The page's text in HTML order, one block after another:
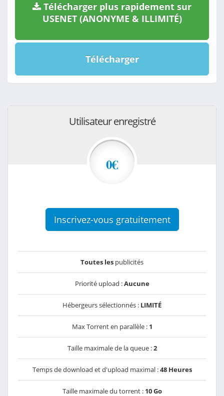
Télécharger plus rapidement sur
USENET (ANONYME & ILLIMITÉ)
Télécharger
Utilisateur enregistré
0€
Inscrivez-vous gratuitement
Toutes les publicités
Priorité upload :Aucune
Hébergeurs sélectionnés : LIMITÉ
Max Torrent en parallèle : 1
Taille maximale de la queue :2
Temps de download et d'upload maximal :48 Heures
Taille maximale du torrent : 10 Go